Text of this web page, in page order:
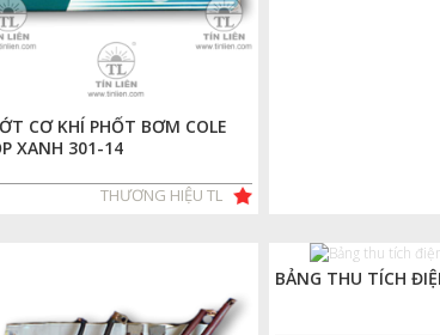
CƠ KHÍ PHỐT BƠM COLE
XANH 301-14
THƯƠNG HIỆU TL
BẢNG THU TÍCH